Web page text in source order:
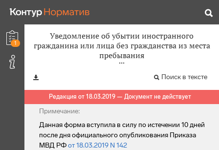
1
Уведомление об убытии иностранного
гражданина или лица без гражданства из места
пребывания
Поиск в тексте
Редакция от 18.03.2019 — Документ не действует
Примечание:
Данная форма вступила в силу по истечении 10 дней
после дня официального опубликования Приказа
МВД РФот 18.03.2019 N 142